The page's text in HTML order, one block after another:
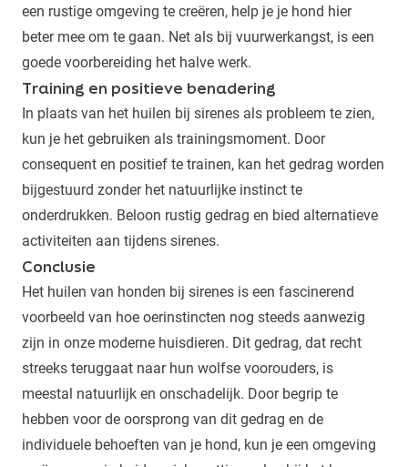
een rustige omgeving te creëren, help je je hond hier
beter mee om te gaan. Net als bij vuurwerkangst, is een
goede voorbereiding het halve werk.
Training en positieve benadering
In plaats van het huilen bij sirenes als probleem te zien,
kun je het gebruiken als trainingsmoment. Door
consequent en positief te trainen, kan het gedrag worden
bijgestuurd zonder het natuurlijke instinct te
onderdrukken. Beloon rustig gedrag en bied alternatieve
activiteiten aan tijdens sirenes.
Conclusie
Het huilen van honden bij sirenes is een fascinerend
voorbeeld van hoe oerinstincten nog steeds aanwezig
zijn in onze moderne huisdieren. Dit gedrag, dat recht
streeks teruggaat naar hun wolfse voorouders, is
meestal natuurlijk en onschadelijk. Door begrip te
hebben voor de oorsprong van dit gedrag en de
individuele behoeften van je hond, kun je een omgeving